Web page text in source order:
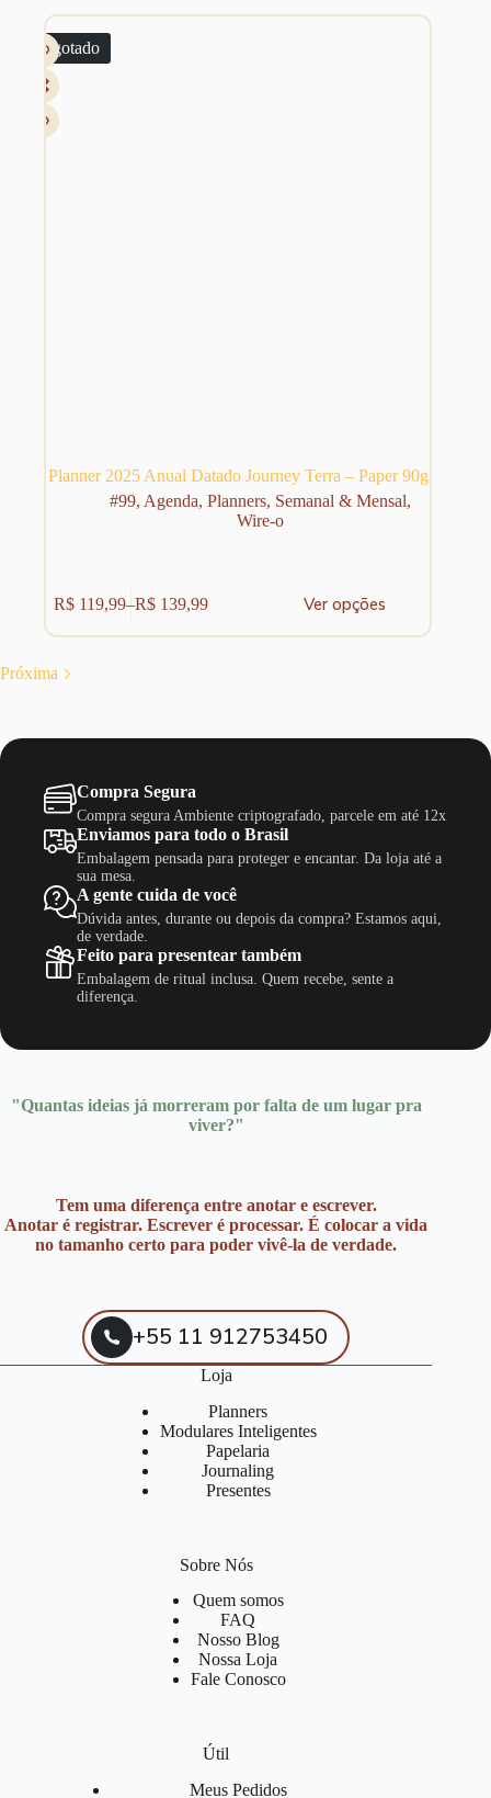
R$ 119,99
variantes.
As
opções
podem
ser
escolhidas
Esgotado
Planner 2025 Anual Datado Journey Terra – Paper 90g
#99, Agenda, Planners, Semanal & Mensal,
Wire-o
R$ 119,99–R$ 139,99
Faixa
de
Ver opções
produto
tem
variantes.
página
do
produto
Próxima
Compra Segura
Compra segura Ambiente criptografado, parcele em até 12x
Enviamos para todo o Brasil
Embalagem pensada para proteger e encantar. Da loja até a
sua mesa.
A gente cuida de você
Dúvida antes, durante ou depois da compra? Estamos aqui,
de verdade.
Feito para presentear também
Embalagem de ritual inclusa. Quem recebe, sente a
diferença.
"Quantas ideias já morreram por falta de um lugar pra
viver?"
Tem uma diferença entre anotar e escrever.
Anotar é registrar. Escrever é processar. É colocar a vida
no tamanho certo para poder vivê-la de verdade.
+55 11 912753450
Loja
Planners
Modulares Inteligentes
Papelaria
Journaling
Presentes
Sobre Nós
Quem somos
FAQ
Nosso Blog
Nossa Loja
Fale Conosco
Útil
Meus Pedidos